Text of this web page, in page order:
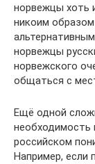
норвежцы хоть
никоим
норвежцы
норвежского
общаться с
Ещё одной
необходимость
российском
Например, если